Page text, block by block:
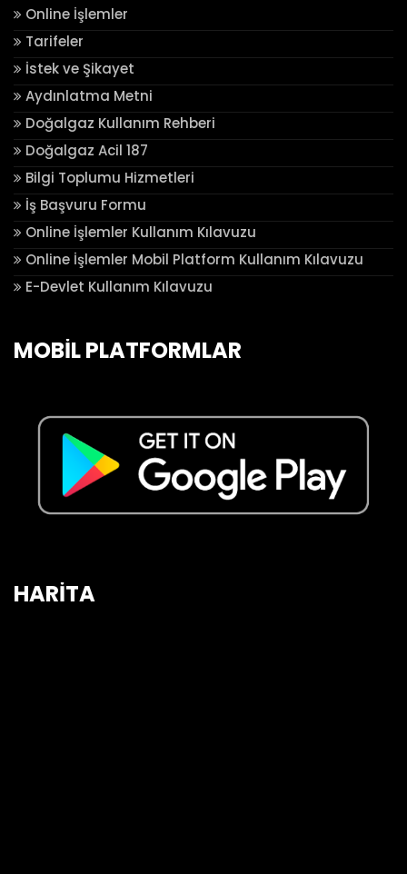
Online İşlemler
Tarifeler
İstek ve Şikayet
Aydınlatma Metni
Doğalgaz Kullanım Rehberi
Doğalgaz Acil 187
Bilgi Toplumu Hizmetleri
İş Başvuru Formu
Online İşlemler Kullanım Kılavuzu
Online İşlemler Mobil Platform Kullanım Kılavuzu
E-Devlet Kullanım Kılavuzu
MOBİL PLATFORMLAR
HARİTA